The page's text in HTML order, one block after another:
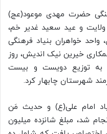
حضرت مهدی موعود(عج)
ولایت و عید سعید غدیر خم،
واحد خواهران بنیاد فرهنگی
خیرین نیک اندیش، روز
به توزیع دویست و بیست
شهرستان چابهار کرد.
امام علی(ع) و حدیث مَن
شد، مبلغ شانزده میلیون